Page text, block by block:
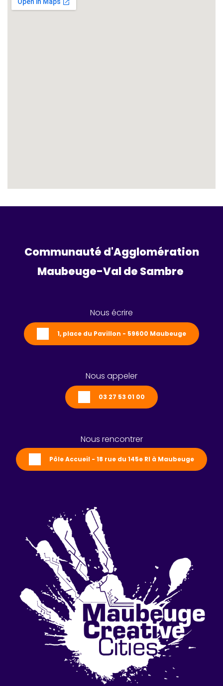
Communauté d'Agglomération
Maubeuge-Val de Sambre
Nous écrire
1, place du Pavillon - 59600 Maubeuge
Nous appeler
03 27 53 01 00
Nous rencontrer
Pôle Accueil - 18 rue du 145e RI à Maubeuge